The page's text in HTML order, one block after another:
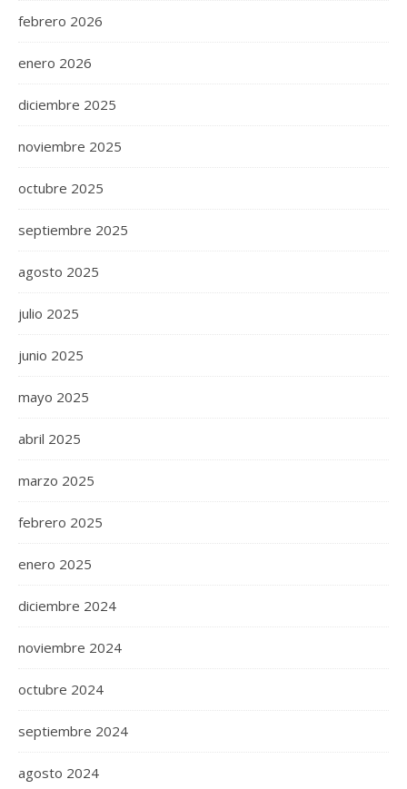
febrero 2026
enero 2026
diciembre 2025
noviembre 2025
octubre 2025
septiembre 2025
agosto 2025
julio 2025
junio 2025
mayo 2025
abril 2025
marzo 2025
febrero 2025
enero 2025
diciembre 2024
noviembre 2024
octubre 2024
septiembre 2024
agosto 2024